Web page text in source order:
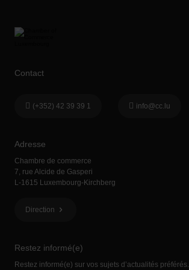
Restez informé(e)
Restez informé(e) sur vos sujets d’actualités préférés.
Adresse
Chambre de commerce
7, rue Alcide de Gasperi
L-1615 Luxembourg-Kirchberg
Direction
Contact
(+352) 42 39 39 1 info@cc.lu